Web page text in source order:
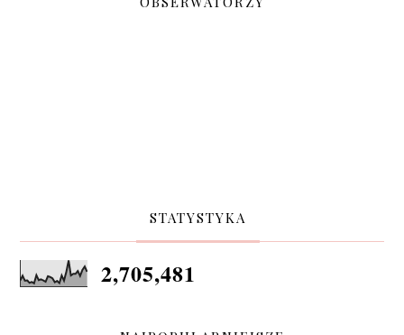
STATYSTYKA
2,705,481